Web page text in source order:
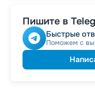
Пишите в
Быстрые
Поможем с